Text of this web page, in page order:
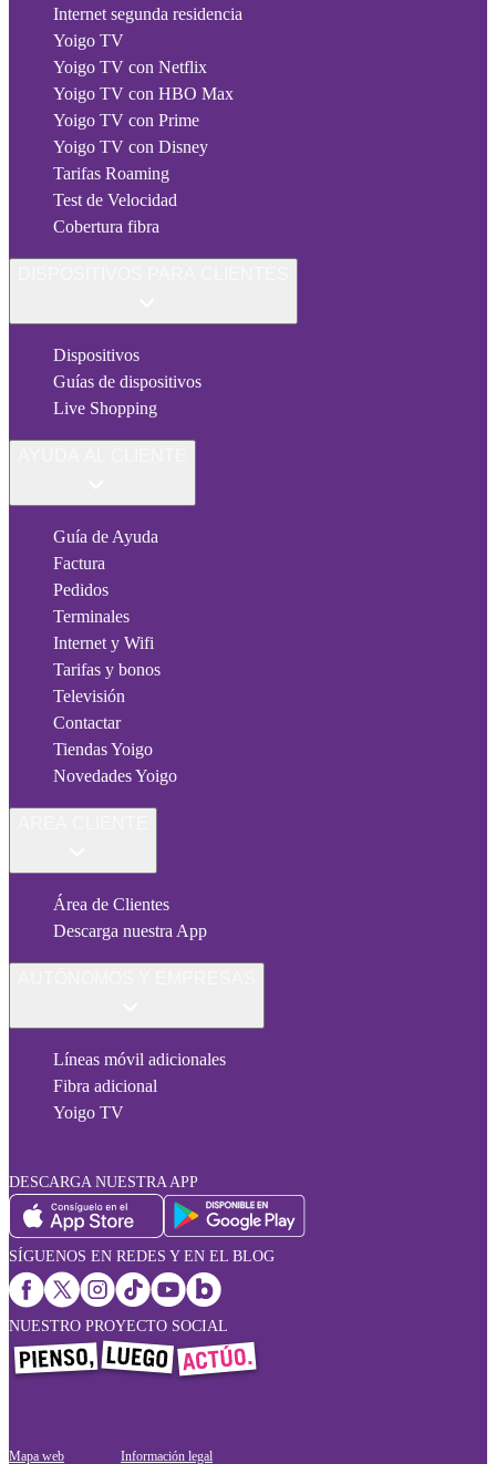
Internet segunda residencia
Yoigo TV
Yoigo TV con Netflix
Yoigo TV con HBO Max
Yoigo TV con Prime
Yoigo TV con Disney
Tarifas Roaming
Test de Velocidad
Cobertura fibra
Dispositivos
Guías de dispositivos
Live Shopping
Guía de Ayuda
Factura
Pedidos
Terminales
Internet y Wifi
Tarifas y bonos
Televisión
Contactar
Tiendas Yoigo
Novedades Yoigo
Área de Clientes
Descarga nuestra App
Líneas móvil adicionales
Fibra adicional
Yoigo TV
DESCARGA NUESTRA APP
SÍGUENOS EN REDES Y EN EL BLOG
NUESTRO PROYECTO SOCIAL
Mapa web Información legal